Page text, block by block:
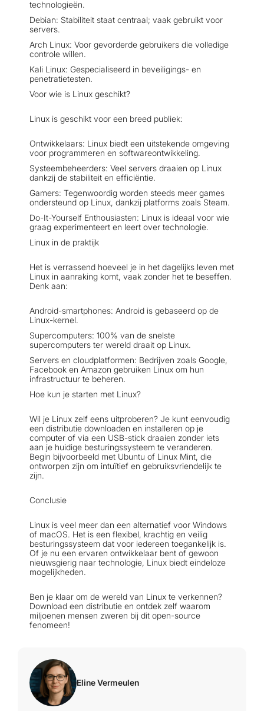
technologieën.
Debian: Stabiliteit staat centraal; vaak gebruikt voor
servers.
Arch Linux: Voor gevorderde gebruikers die volledige
controle willen.
Kali Linux: Gespecialiseerd in beveiligings- en
penetratietesten.
Voor wie is Linux geschikt?
Linux is geschikt voor een breed publiek:
Ontwikkelaars: Linux biedt een uitstekende omgeving
voor programmeren en softwareontwikkeling.
Systeembeheerders: Veel servers draaien op Linux
dankzij de stabiliteit en efficiëntie.
Gamers: Tegenwoordig worden steeds meer games
ondersteund op Linux, dankzij platforms zoals Steam.
Do-It-Yourself Enthousiasten: Linux is ideaal voor wie
graag experimenteert en leert over technologie.
Linux in de praktijk
Het is verrassend hoeveel je in het dagelijks leven met
Linux in aanraking komt, vaak zonder het te beseffen.
Denk aan:
Android-smartphones: Android is gebaseerd op de
Linux-kernel.
Supercomputers: 100% van de snelste
supercomputers ter wereld draait op Linux.
Servers en cloudplatformen: Bedrijven zoals Google,
Facebook en Amazon gebruiken Linux om hun
infrastructuur te beheren.
Hoe kun je starten met Linux?
Wil je Linux zelf eens uitproberen? Je kunt eenvoudig
een distributie downloaden en installeren op je
computer of via een USB-stick draaien zonder iets
aan je huidige besturingssysteem te veranderen.
Begin bijvoorbeeld met Ubuntu of Linux Mint, die
ontworpen zijn om intuïtief en gebruiksvriendelijk te
zijn.
Conclusie
Linux is veel meer dan een alternatief voor Windows
of macOS. Het is een flexibel, krachtig en veilig
besturingssysteem dat voor iedereen toegankelijk is.
Of je nu een ervaren ontwikkelaar bent of gewoon
nieuwsgierig naar technologie, Linux biedt eindeloze
mogelijkheden.
Ben je klaar om de wereld van Linux te verkennen?
Download een distributie en ontdek zelf waarom
miljoenen mensen zweren bij dit open-source
fenomeen!
Eline Vermeulen